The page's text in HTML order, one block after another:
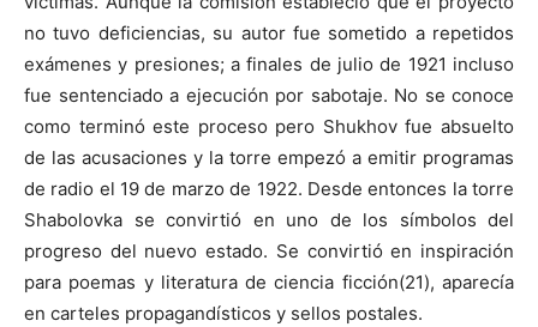
no tuvo deficiencias, su autor fue sometido a repetidos
exámenes y presiones; a finales de julio de 1921 incluso
fue sentenciado a ejecución por sabotaje. No se conoce
como terminó este proceso pero Shukhov fue absuelto
de las acusaciones y la torre empezó a emitir programas
de radio el 19 de marzo de 1922. Desde entonces la torre
Shabolovka se convirtió en uno de los símbolos del
progreso del nuevo estado. Se convirtió en inspiración
para poemas y literatura de ciencia ficción(21), aparecía
en carteles propagandísticos y sellos postales.